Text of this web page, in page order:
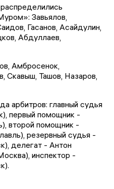
Завьялов,
Гасанов, Асайдулин,
Абдуллаев,
Амбросенок,
Скавыш, Ташов, Назаров,
арбитров: главный судья
первый помощник -
второй помощник -
резервный судья -
делегат - Антон
инспектор -